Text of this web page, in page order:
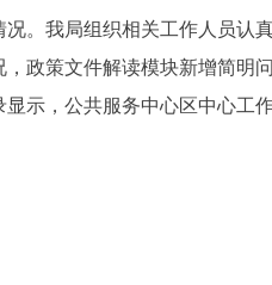
我局组织相关工作人员认真
政策文件解读模块新增简明
示，公共服务中心区中心工